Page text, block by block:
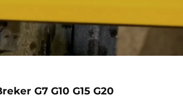
G7 G10 G15 G20